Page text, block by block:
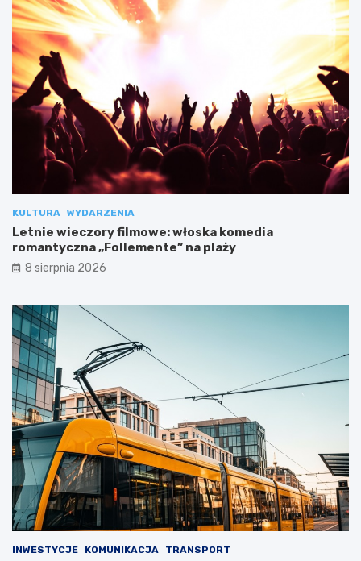
KULTURA WYDARZENIA
Letnie wieczory filmowe: włoska komedia
romantyczna „Follemente” na plaży
8 sierpnia 2026
INWESTYCJE KOMUNIKACJA TRANSPORT